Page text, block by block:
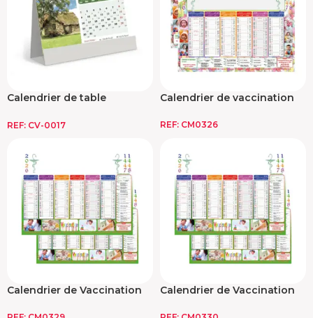
Calendrier de table
REF: CV-0017
Calendrier de vaccination
REF: CM0326
Calendrier de Vaccination
Calendrier de Vaccination